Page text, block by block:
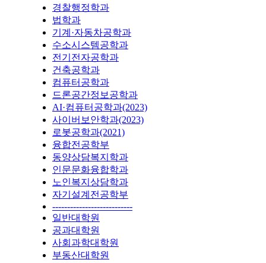
경찰행정학과
법학과
기계·자동차공학과
수소시스템공학과
전기전자공학과
건축공학과
컴퓨터공학과
드론공간정보공학과
AI·컴퓨터공학과(2023)
사이버보안학과(2023)
로봇공학과(2021)
융합전공학부
동양상담복지학과
인문문화융합학과
노인복지상담학과
자기설계전공학부
---------------------------
일반대학원
공과대학원
사회과학대학원
부동산대학원